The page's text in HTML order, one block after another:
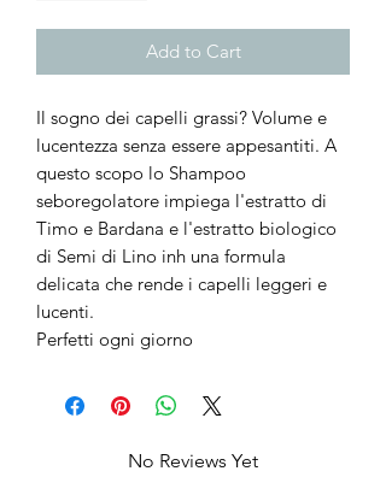
Add to Cart
Il sogno dei capelli grassi? Volume e
lucentezza senza essere appesantiti. A
questo scopo lo Shampoo
seboregolatore impiega l'estratto di
Timo e Bardana e l'estratto biologico
di Semi di Lino inh una formula
delicata che rende i capelli leggeri e
lucenti.
Perfetti ogni giorno
No Reviews Yet